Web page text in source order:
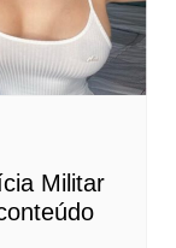
Militar